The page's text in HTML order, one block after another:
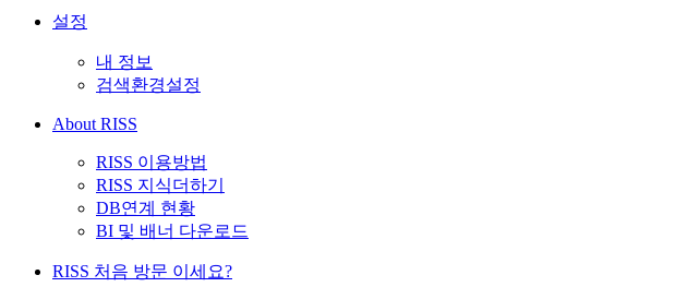
설정
내 정보
검색환경설정
About RISS
RISS 이용방법
RISS 지식더하기
DB연계 현황
BI 및 배너 다운로드
RISS 처음 방문 이세요?